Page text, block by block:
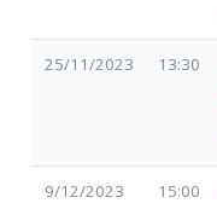
25/11/2023 13:30
9/12/2023 15:00